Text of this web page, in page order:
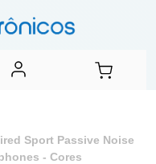
Sport Passive Noise
- Cores